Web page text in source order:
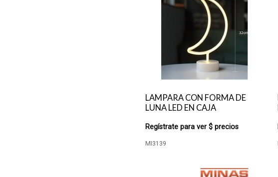
LAMPARA CON FORMA DE
LUNA LED EN CAJA
Regístrate para ver $ precios
MI3139